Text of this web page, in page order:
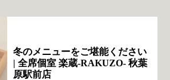
冬のメニューをご堪能ください
| 全席個室 楽蔵‐RAKUZO‐ 秋葉
原駅前店